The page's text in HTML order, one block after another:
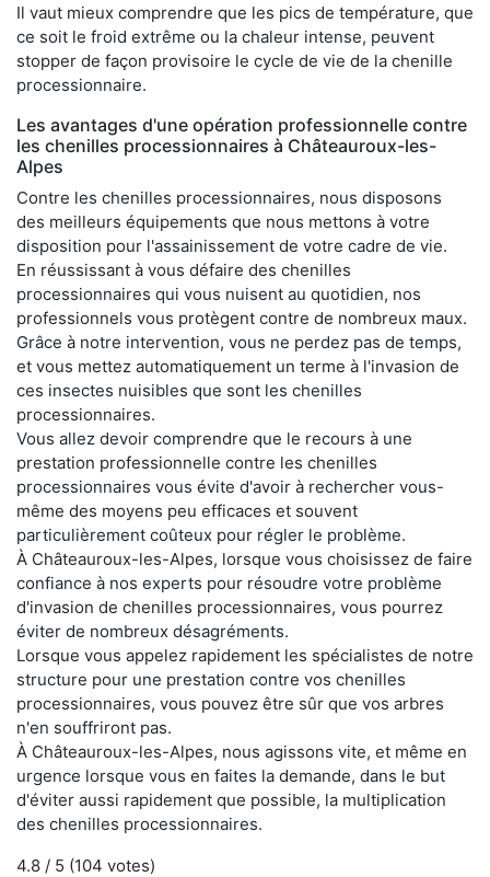
Il vaut mieux comprendre que les pics de température, que
ce soit le froid extrême ou la chaleur intense, peuvent
stopper de façon provisoire le cycle de vie de la chenille
processionnaire.
Les avantages d'une opération professionnelle contre
les chenilles processionnaires à Châteauroux-les-
Alpes
Contre les chenilles processionnaires, nous disposons
des meilleurs équipements que nous mettons à votre
disposition pour l'assainissement de votre cadre de vie.
En réussissant à vous défaire des chenilles
processionnaires qui vous nuisent au quotidien, nos
professionnels vous protègent contre de nombreux maux.
Grâce à notre intervention, vous ne perdez pas de temps,
et vous mettez automatiquement un terme à l'invasion de
ces insectes nuisibles que sont les chenilles
processionnaires.
Vous allez devoir comprendre que le recours à une
prestation professionnelle contre les chenilles
processionnaires vous évite d'avoir à rechercher vous-
même des moyens peu efficaces et souvent
particulièrement coûteux pour régler le problème.
À Châteauroux-les-Alpes, lorsque vous choisissez de faire
confiance à nos experts pour résoudre votre problème
d'invasion de chenilles processionnaires, vous pourrez
éviter de nombreux désagréments.
Lorsque vous appelez rapidement les spécialistes de notre
structure pour une prestation contre vos chenilles
processionnaires, vous pouvez être sûr que vos arbres
n'en souffriront pas.
À Châteauroux-les-Alpes, nous agissons vite, et même en
urgence lorsque vous en faites la demande, dans le but
d'éviter aussi rapidement que possible, la multiplication
des chenilles processionnaires.
4.8 / 5 (104 votes)